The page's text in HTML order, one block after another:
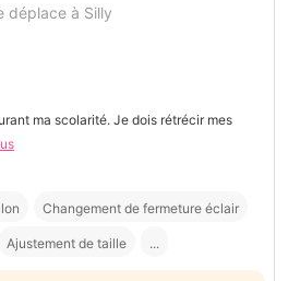
déplace à Silly
ma scolarité. Je dois rétrécir mes
Changement de fermeture éclair
Ajustement de taille ...